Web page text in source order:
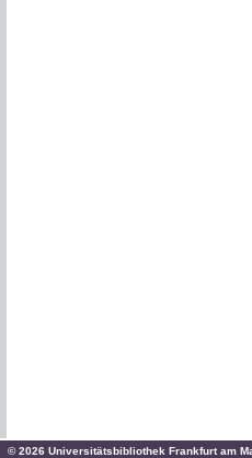
© 2026 Universitätsbibliothek Frankfurt am